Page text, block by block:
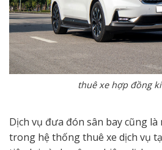
thuê xe hợp đồng
Dịch vụ đưa đón sân bay cũng
trong hệ thống thuê xe dịch vụ